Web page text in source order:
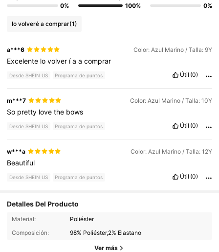
0%
100%
0%
lo volveré a comprar(1)
a***6 Color: Azul Marino / Talla: 9Y
Excelente lovolver íaacomprar
Desde SHEIN US Programa de puntos Útil (0)
m***7 Color: Azul Marino / Talla: 10Y
So pretty lovethe bows
Desde SHEIN US Programa de puntos Útil (0)
w***a Color: Azul Marino / Talla: 12Y
Beautiful
Desde SHEIN US Programa de puntos Útil (0)
Detalles Del Producto
Material:
Poliéster
Composición:
98% Poliéster,2% Elastano
Ver más
811K Seguidores